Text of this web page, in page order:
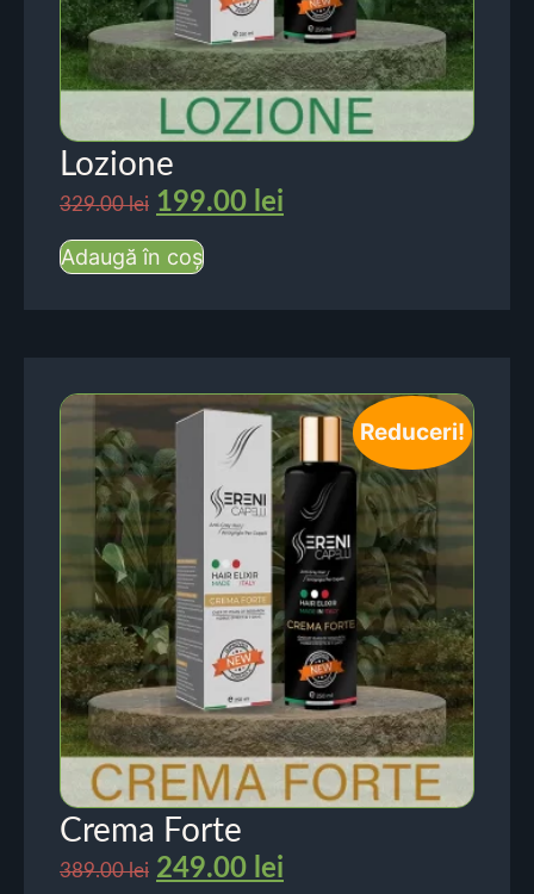
Lozione
329.00lei 199.00 lei
Adaugă în coș
Reduceri!
Crema Forte
389.00lei 249.00 lei